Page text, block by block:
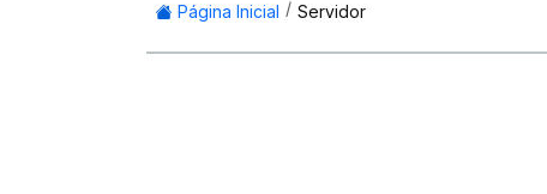
Página Inicial Servidor